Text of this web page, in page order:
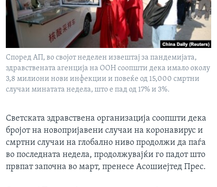
ИНТЕРВЈУА
Јазици
Според АП, во својот неделен извештај за пандемијата,
здравствената агенција на ООН соопшти дека имало околу
3,8 милиони нови инфекции и повеќе од 15,000 смртни
случаи минатата недела, што е пад од 17% и 3%.
Светската здравствена организација соопшти дека
бројот на новопријавени случаи на коронавирус и
смртни случаи на глобално ниво продолжи да паѓа
во последната недела, продолжувајќи го падот што
првпат започна во март, пренесе Асошиејтед Прес.